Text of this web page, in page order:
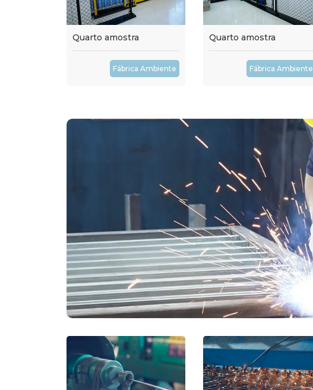
Quarto amostra
Fábrica Ambiente
Quarto amostra
Fábrica Ambiente